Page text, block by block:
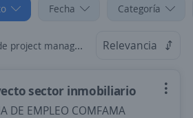
Fecha Categoría
manager en Antioquia Relevancia
sector inmobiliario
DE EMPLEO COMFAMA